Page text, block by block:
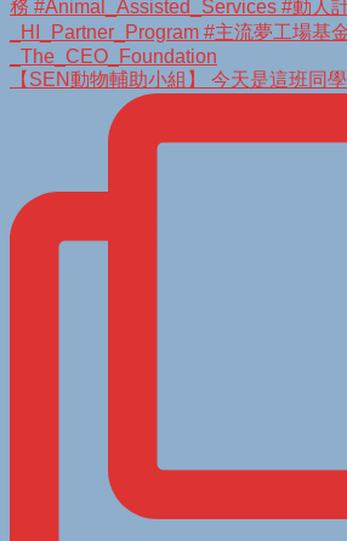
【SEN動物輔助小組】 今天是這班同學